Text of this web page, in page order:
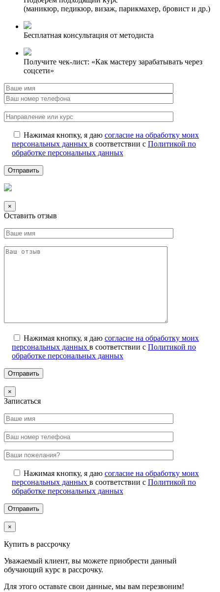
(маникюр, педикюр, визаж, парикмахер, бровист и др.)
Бесплатная консультация от методиста
Получите чек-лист: «Как мастеру зарабатывать через
соцсети»
Нажимая кнопку, я даю согласие на обработку моих
персональных данных в соответствии с Политикой по
обработке персональных данных
×
Оставить отзыв
Нажимая кнопку, я даю согласие на обработку моих
персональных данных в соответствии с Политикой по
обработке персональных данных
×
Записаться
Нажимая кнопку, я даю согласие на обработку моих
персональных данных в соответствии с Политикой по
обработке персональных данных
×
Купить в рассрочку
Уважаемый клиент, вы можете приобрести данный
обучающий курс в рассрочку.
Для этого оставьте свои данные, мы вам перезвоним!